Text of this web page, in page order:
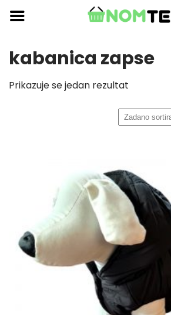
Skip
content
kabanica zapse
Prikazuje se jedan rezultat